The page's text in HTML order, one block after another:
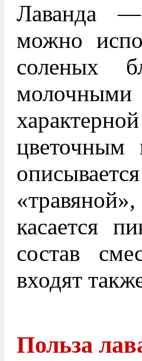
Лаванда —
можно
соленых
молочными
цветочным
касается
состав
входят
Польза